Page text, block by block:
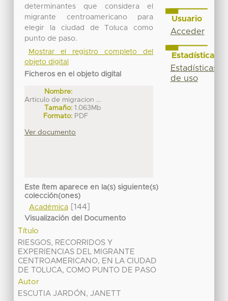
determinantes que considera el
migrante centroamericano para
elegir la ciudad de Toluca como
punto de paso.
Mostrar el registro completo del
objeto digital
Ficheros en el objeto digital
Nombre:
Articulo de migracion ...
Tamaño: 1.063Mb
Formato: PDF
Ver documento
Este ítem aparece en la(s) siguiente(s)
colección(ones)
Académica[144]
Visualización del Documento
Título
RIESGOS, RECORRIDOS Y
EXPERIENCIAS DEL MIGRANTE
CENTROAMERICANO, EN LA CIUDAD
DE TOLUCA, COMO PUNTO DE PASO
Autor
ESCUTIA JARDÓN, JANETT
Usuario
Acceder
Estadísticas
Estadísticas
de uso